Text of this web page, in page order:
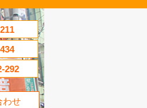
292
わせ